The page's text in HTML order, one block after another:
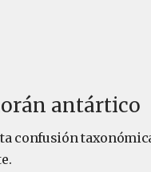
antártico
confusión